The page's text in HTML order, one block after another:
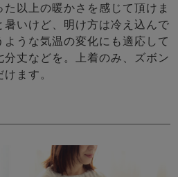
た以上の暖かさを感じて頂けま
いけど、明け方は冷え込んで
うな気温の変化にも適応して
分丈などを。上着のみ、ズボン
ます。